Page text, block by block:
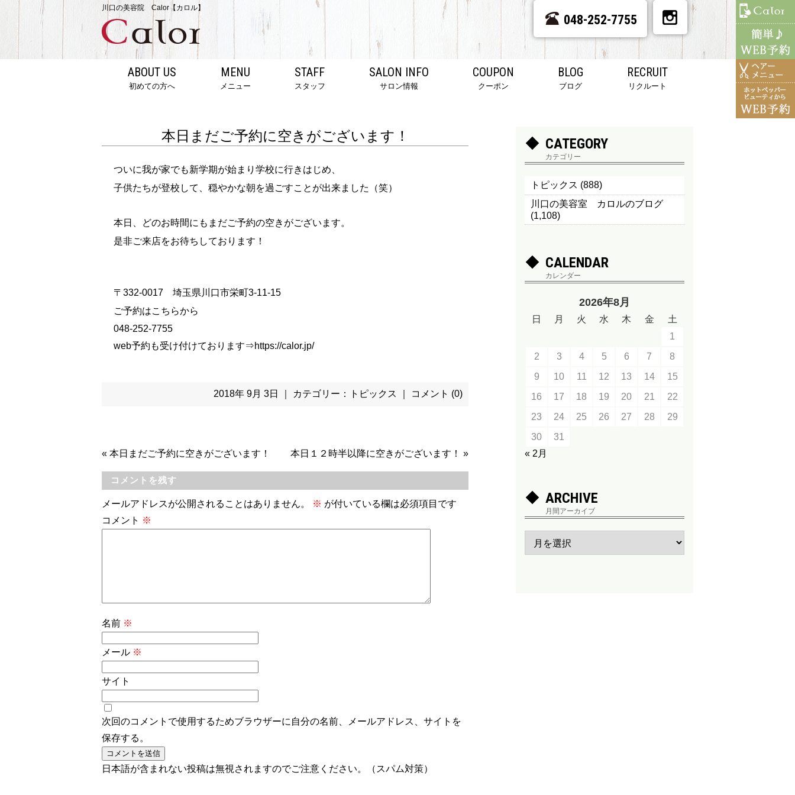
川口の美容院 Calor【カロル】
048-252-7755
ABOUT US
初めての方へ
MENU
メニュー
STAFF
スタッフ
SALON INFO
サロン情報
COUPON
クーポン
BLOG
ブログ
RECRUIT
リクルート
本日まだご予約に空きがございます！
ついに我が家でも新学期が始まり学校に行きはじめ、
子供たちが登校して、穏やかな朝を過ごすことが出来ました（笑）
本日、どのお時間にもまだご予約の空きがございます。
是非ご来店をお待ちしております！
〒332-0017 埼玉県川口市栄町3-11-15
ご予約はこちらから
048-252-7755
web予約も受け付けております⇒https://calor.jp/
2018年 9月 3日 ｜ カテゴリー： トピックス コメント (0)
« 本日まだご予約に空きがございます！ 本日１２時半以降に空きがございます！ »
コメントを残す
メールアドレスが公開されることはありません。 ※ が付いている欄は必須項目です
コメント ※
名前 ※
メール ※
サイト
次回のコメントで使用するためブラウザーに自分の名前、メールアドレス、サイトを
保存する。
日本語が含まれない投稿は無視されますのでご注意ください。（スパム対策）
CATEGORY
カテゴリー
トピックス (888)
川口の美容室 カロルのブログ
(1,108)
CALENDAR
カレンダー
2026年8月
日 月 火 水 木 金
土
1
2
3 4 5 6 7
8
9
10 11 12 13 14
15
16
17 18 19 20 21
22
23
24 25 26 27 28
29
30
31
« 2月
ARCHIVE
月間アーカイブ